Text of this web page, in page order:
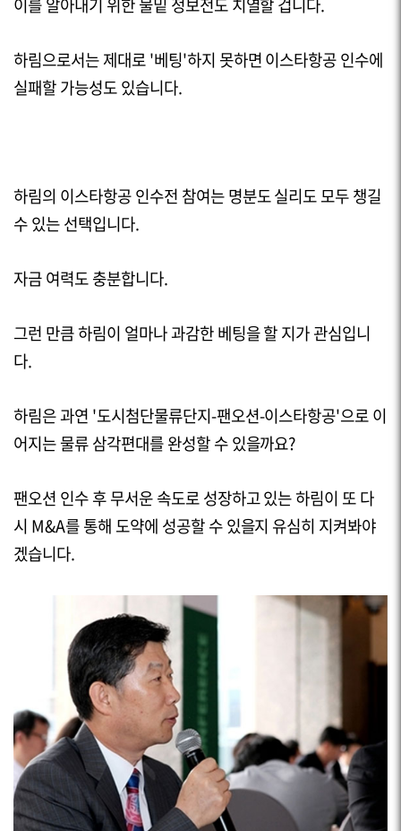
이를 알아내기 위한 물밑 정보전도 치열할 겁니다.
하림으로서는 제대로 '베팅'하지 못하면 이스타항공 인수에
실패할 가능성도 있습니다.
하림의 이스타항공 인수전 참여는 명분도 실리도 모두 챙길
수 있는 선택입니다.
자금 여력도 충분합니다.
그런 만큼 하림이 얼마나 과감한 베팅을 할 지가 관심입니
다.
하림은 과연 '도시첨단물류단지-팬오션-이스타항공'으로 이
어지는 물류 삼각편대를 완성할 수 있을까요?
팬오션 인수 후 무서운 속도로 성장하고 있는 하림이 또 다
시 M&A를 통해 도약에 성공할 수 있을지 유심히 지켜봐야
겠습니다.